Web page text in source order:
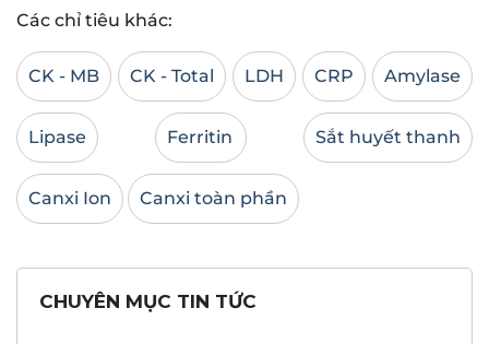
Các chỉ tiêu khác:
CK - MB CK - Total LDH CRP Amylase
Lipase Ferritin Sắt huyết thanh
Canxi Ion Canxi toàn phần
CHUYÊN MỤC TIN TỨC